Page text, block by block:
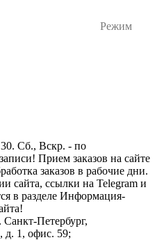
Режим
Сб., Вскр. - по
Прием заказов на сайте
заказов в рабочие дни.
сайта, ссылки на Telegram и
в разделе Информация-
Петербург,
д. 1, офис. 59;